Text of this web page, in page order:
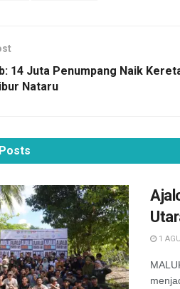
14 Juta Penumpang Naik
Nataru
Posts
1